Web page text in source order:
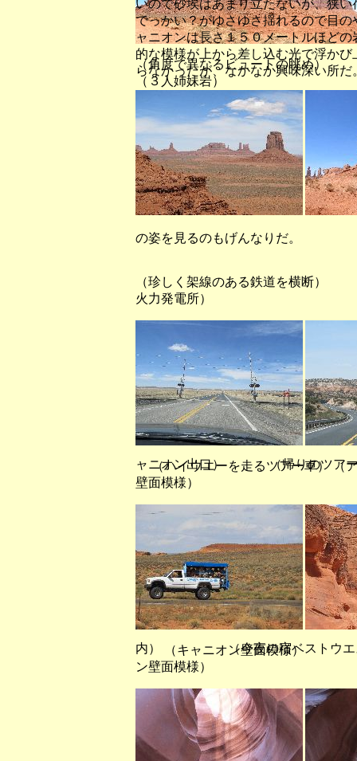
（角度で異なるビ
（３人姉妹岩）
いので砂埃はあまり立たないが、狭
でっかい？がゆさゆさ揺れるので目
ャニオンは長さ１５０メートルほど
的な模様が上から差し込む光で浮か
らなかったが、なかなか興味深い所
の姿を見るのもげんなりだ。
（珍しく架線のある鉄道を横
火力発電所）
（ハイウエーを走るツアー車）
壁面模様）
（キャニオン壁面模様）
ン壁面模様）
ャニオン出口） （帰りのツアー
内） （今夜の宿ベストウエ